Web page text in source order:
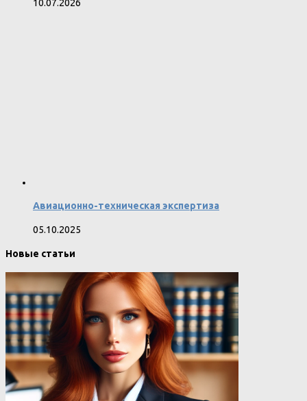
10.07.2026
Авиационно-техническая экспертиза
05.10.2025
Новые статьи